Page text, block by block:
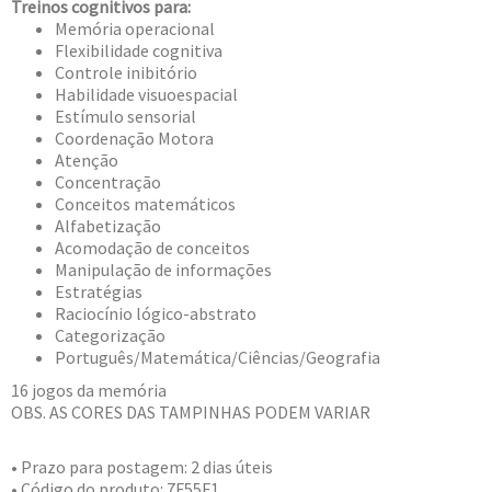
Treinos cognitivos para:
Memória operacional
Flexibilidade cognitiva
Controle inibitório
Habilidade visuoespacial
Estímulo sensorial
Coordenação Motora
Atenção
Concentração
Conceitos matemáticos
Alfabetização
Acomodação de conceitos
Manipulação de informações
Estratégias
Raciocínio lógico-abstrato
Categorização
Português/Matemática/Ciências/Geografia
16 jogos da memória
OBS. AS CORES DAS TAMPINHAS PODEM VARIAR
• Prazo para postagem: 2 dias úteis